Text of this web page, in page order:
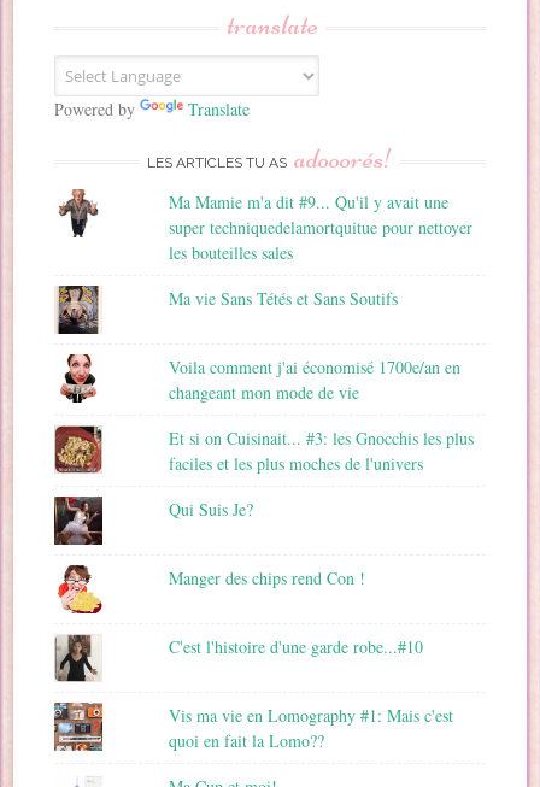
E
m
a
translate
Powered by Translate
LES ARTICLES TU AS adooorés!
Ma Mamie m'a dit #9... Qu'il y avait une
super techniquedelamortquitue pour nettoyer
les bouteilles sales
Ma vie Sans Tétés et Sans Soutifs
Voila comment j'ai économisé 1700e/an en
changeant mon mode de vie
Et si on Cuisinait... #3: les Gnocchis les plus
faciles et les plus moches de l'univers
Qui Suis Je?
Manger des chips rend Con !
C'est l'histoire d'une garde robe...#10
Vis ma vie en Lomography #1: Mais c'est
quoi en fait la Lomo??